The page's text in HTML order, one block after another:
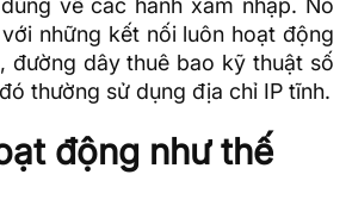
về các hành xâm nhập. Nó
những kết nối luôn hoạt động
đường dây thuê bao kỹ thuật số
thường sử dụng địa chỉ IP tĩnh.
động như thế